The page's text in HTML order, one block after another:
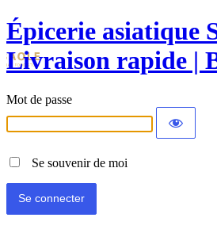
Épicerie asiatique
Livraison rapide |
Mot de passe
Se souvenir de moi